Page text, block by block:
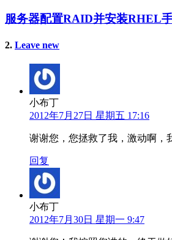
服务器配置RAID并安装RHEL
2条
. Leave new
小布丁
2012年7月27日 星期五 17:16
谢谢您，您拯救了我，激动啊，
回复
小布丁
2012年7月30日 星期一 9:47